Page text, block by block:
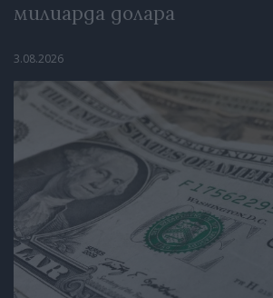
милиарда долара
3.08.2026